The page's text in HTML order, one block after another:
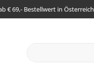
€ 69,- Bestellwert in Österreich